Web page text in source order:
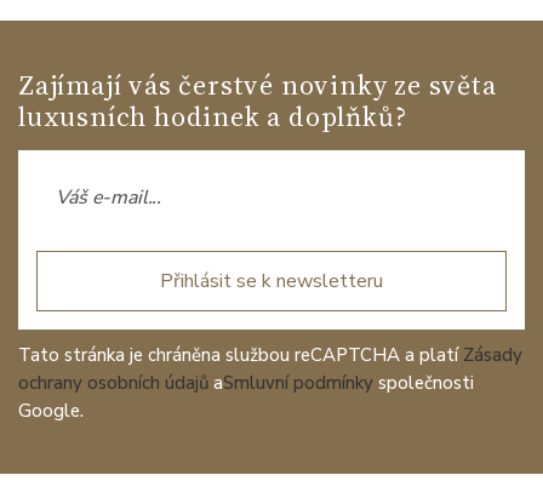
Zajímají vás čerstvé novinky ze světa
luxusních hodinek a doplňků?
Přihlásit se k newsletteru
Tato stránka je chráněna službou reCAPTCHA a platí Zásady
ochrany osobních údajů aSmluvní podmínky společnosti
Google.